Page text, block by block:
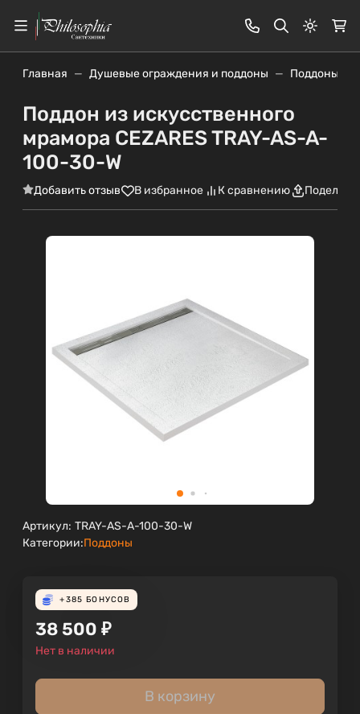
Главная Душевые ограждения и поддоны Поддоны
Поддон из искусственного
мрамора CEZARES TRAY-AS-A-
100-30-W
Добавить отзыв В избранное К сравнению
Артикул: TRAY-AS-A-100-30-W
Категории:Поддоны
+385 БОНУСОВ
38 500 ₽
Нет в наличии
В корзину